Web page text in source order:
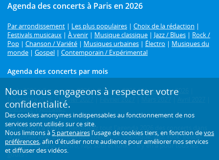
Agenda des concerts à Paris en 2026
Par arrondissement | Les plus populaires | Choix de la rédaction |
Festivals musicaux | À venir | Musique classique | Jazz / Blues | Rock /
Pop | Chanson / Variété | Musiques urbaines | Électro | Musiques du
monde | Gospel | Contemporain / Expérimental
Agenda des concerts par mois
Août 2026| Septembre 2026|Octobre 2026|Novembre 2026
Décembre 2026
| Janvier 2027 Février 2027
Mai 2027| Juin 2027
Un concert à Paris ?Retrouvez tout l'agenda 2026 des concerts dans
la capitale avec L'Officiel des spectacles. Classique, jazz, rock, gospel,
musique tzigane, électro, rap, soul et funk... : il y en a pour tous les
goûts !
Nous nous engageons à respecter votre
confidentialité.
Des cookies anonymes indispensables au fonctionnement de nos
services sont utilisés sur ce site.
Nous limitons à 5 partenaires l’usage de cookies tiers, en fonction devos
préférences, afin d'étudier notre audience pour améliorer nos services
et diffuser des vidéos.